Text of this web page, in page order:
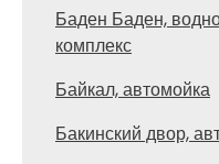
Баден Баден,
комплекс
Байкал, автомойка
Бакинский двор,